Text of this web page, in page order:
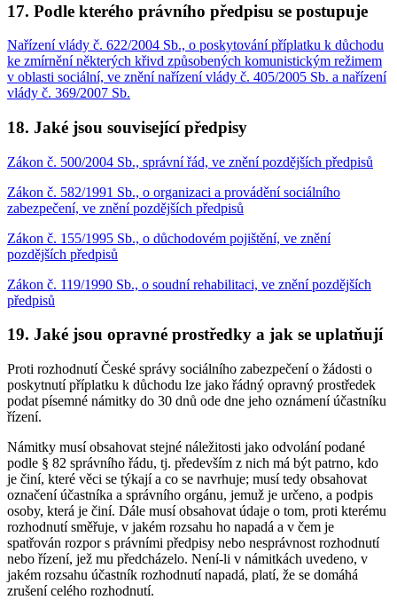
17. Podle kterého právního předpisu se postupuje
Nařízení vlády č. 622/2004 Sb., o poskytování příplatku k důchodu
ke zmírnění některých křivd způsobených komunistickým režimem
v oblasti sociální, ve znění nařízení vlády č. 405/2005 Sb. a nařízení
vlády č. 369/2007 Sb.
18. Jaké jsou související předpisy
Zákon č. 500/2004 Sb., správní řád, ve znění pozdějších předpisů
Zákon č. 582/1991 Sb., o organizaci a provádění sociálního
zabezpečení, ve znění pozdějších předpisů
Zákon č. 155/1995 Sb., o důchodovém pojištění, ve znění
pozdějších předpisů
Zákon č. 119/1990 Sb., o soudní rehabilitaci, ve znění pozdějších
předpisů
19. Jaké jsou opravné prostředky a jak se uplatňují
Proti rozhodnutí České správy sociálního zabezpečení o žádosti o
poskytnutí příplatku k důchodu lze jako řádný opravný prostředek
podat písemné námitky do 30 dnů ode dne jeho oznámení účastníku
řízení.
Námitky musí obsahovat stejné náležitosti jako odvolání podané
podle § 82 správního řádu, tj. především z nich má být patrno, kdo
je činí, které věci se týkají a co se navrhuje; musí tedy obsahovat
označení účastníka a správního orgánu, jemuž je určeno, a podpis
osoby, která je činí. Dále musí obsahovat údaje o tom, proti kterému
rozhodnutí směřuje, v jakém rozsahu ho napadá a v čem je
spatřován rozpor s právními předpisy nebo nesprávnost rozhodnutí
nebo řízení, jež mu předcházelo. Není-li v námitkách uvedeno, v
jakém rozsahu účastník rozhodnutí napadá, platí, že se domáhá
zrušení celého rozhodnutí.